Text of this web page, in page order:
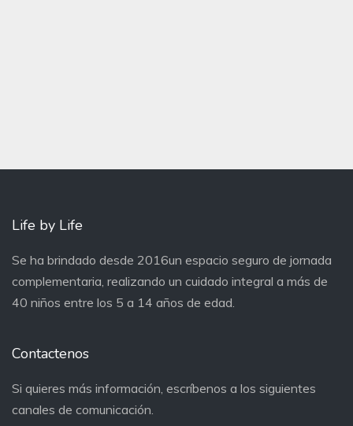
Life by Life
Se ha brindado desde 2016un espacio seguro de jornada
complementaria, realizando un cuidado integral a más de
40 niños entre los 5 a 14 años de edad.
Contactenos
Si quieres más información, escríbenos a los siguientes
canales de comunicación.